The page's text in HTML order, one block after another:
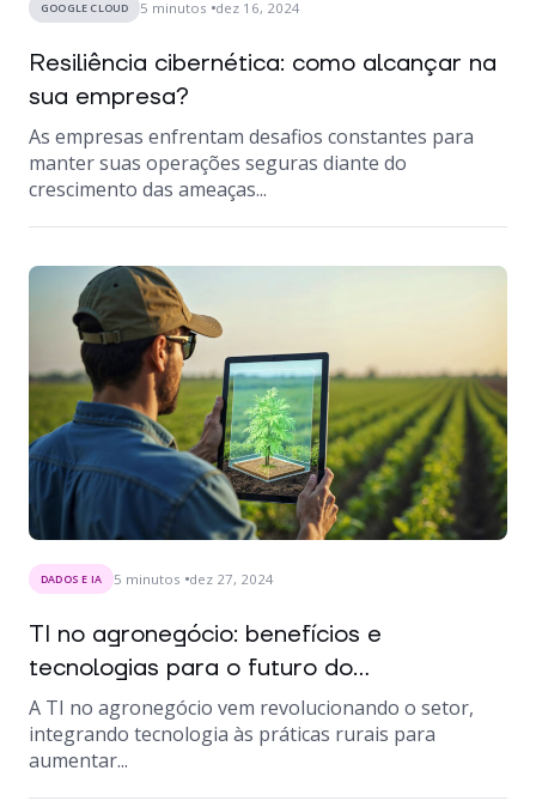
GOOGLE CLOUD 5 minutos dez 16, 2024
Resiliência cibernética: como alcançar na
sua empresa?
As empresas enfrentam desafios constantes para
manter suas operações seguras diante do
crescimento das ameaças...
DADOS E IA 5 minutos dez 27, 2024
TI no agronegócio: benefícios e
tecnologias para o futuro do...
A TI no agronegócio vem revolucionando o setor,
integrando tecnologia às práticas rurais para
aumentar...